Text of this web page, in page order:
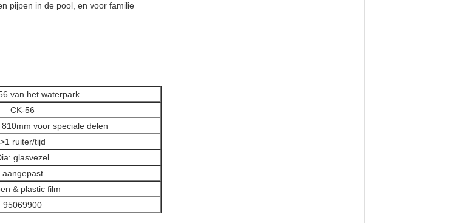
pijpen in de pool, en voor familie
van het waterpark
CK-56
voor speciale delen
>1 ruiter/tijd
glasvezel
aangepast
& plastic film
95069900